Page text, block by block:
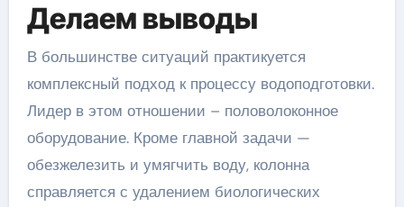
Делаем выводы
В большинстве ситуаций практикуется
комплексный подход к процессу водоподготовки.
Лидер в этом отношении – половолоконное
оборудование. Кроме главной задачи —
обезжелезить и умягчить воду, колонна
справляется с удалением биологических